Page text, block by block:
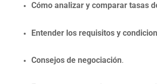
Cómo analizar y comparar tasas
Entender los requisitos y
Consejos de negociación.